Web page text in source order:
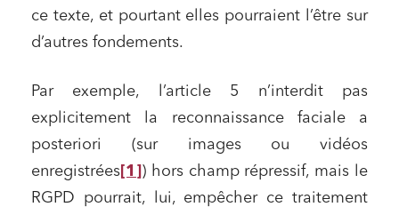
ce texte, et pourtant elles pourraient l’être sur
d’autres fondements.
Par exemple, l’article 5 n’interdit pas
explicitement la reconnaissance faciale a
posteriori (sur images ou vidéos
enregistrées[1] ) hors champ répressif, mais le
RGPD pourrait, lui, empêcher ce traitement